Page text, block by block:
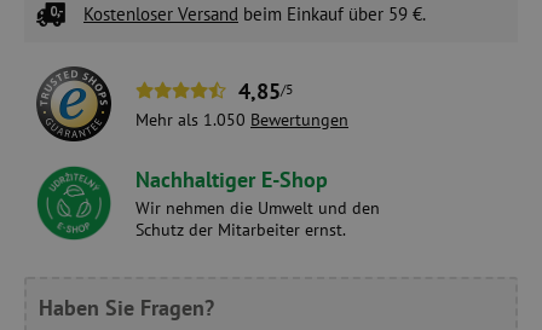
Kostenloser Versand beim Einkauf über 59 €.
4,85/5
Mehr als 1.050 Bewertungen
Nachhaltiger E-Shop
Wir nehmen die Umwelt und den
Schutz der Mitarbeiter ernst.
Haben Sie Fragen?